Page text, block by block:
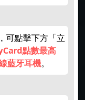
new new
可點擊下方「立
點數最高
藍牙耳機。